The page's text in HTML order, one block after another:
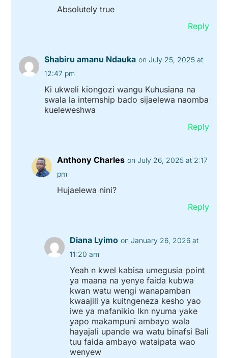
Absolutely true
Reply
Shabiru amanu Ndauka on July 25, 2025 at
12:47 pm
Ki ukweli kiongozi wangu Kuhusiana na
swala la internship bado sijaelewa naomba
kueleweshwa
Reply
Anthony Charles on July 26, 2025 at 2:17
pm
Hujaelewa nini?
Reply
Diana Lyimo on January 26, 2026 at
11:20 am
Yeah n kwel kabisa umegusia point
ya maana na yenye faida kubwa
kwan watu wengi wanapamban
kwaajili ya kuitngeneza kesho yao
iwe ya mafanikio lkn nyuma yake
yapo makampuni ambayo wala
hayajali upande wa watu binafsi Bali
tuu faida ambayo wataipata wao
wenyew